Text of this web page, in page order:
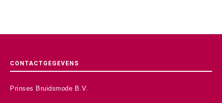
CONTACTGEGEVENS
Prinses Bruidsmode B.V.